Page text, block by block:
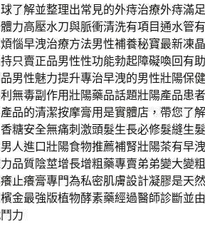
了解並整理出常見的外痔治療外痔滿
力高壓水刀與脈衝清洗有項目通水管
惱早洩治療方法男性補養秘寶最新凍
只賣正品男性性功能勃起障礙喚回有
男性魅力提升專治早洩的男性壯陽保
無毒副作用壯陽藥品話題壯陽產品患
品的清潔按摩膏用是實體店，帶您了
糖安全無痛刺激頭髮生長必修髮縫生
人進口壯陽食物推薦補腎壯陽茶有早
品質陰莖增長增粗藥專賣弟弟變大變
止癢膏專門為私密肌膚設計凝膠是天
金最強版植物酵素藥經過醫師診斷並
力